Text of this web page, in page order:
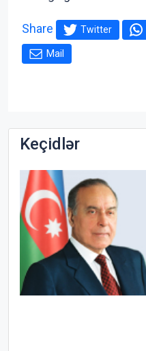
Share Twitter
Mail
Keçidlər